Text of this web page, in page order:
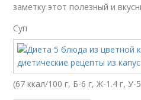
заметку этот полезный и
Суп
(67 ккал/100 г, Б-6 г, Ж-1.4 г, У-